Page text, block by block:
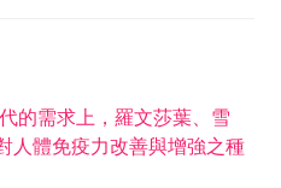
的需求上，羅文莎葉、雪
人體免疫力改善與增強之種